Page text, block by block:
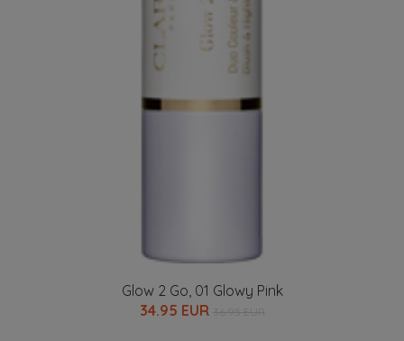
Glow 2 Go, 01 Glowy Pink
34.95 EUR